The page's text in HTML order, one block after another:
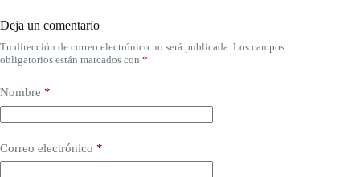
Deja un comentario
Tu dirección de correo electrónico no será publicada. Los campos
obligatorios están marcados con *
Nombre *
Correo electrónico *